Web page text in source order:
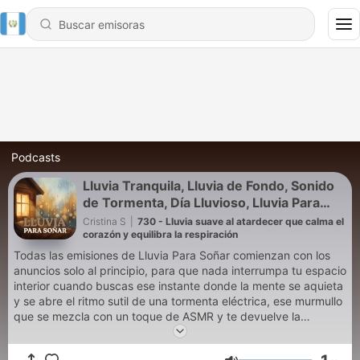
Podcasts
Lluvia Tranquila, Lluvia de Fondo, Sonido
de Tormenta, Día Lluvioso, Lluvia Para
Soñar
Cristina S
730 - Lluvia suave al atardecer que calma el
corazón y equilibra la respiración
Todas las emisiones de Lluvia Para Soñar comienzan con los
anuncios solo al principio, para que nada interrumpa tu espacio
interior cuando buscas ese instante donde la mente se aquieta
y se abre el ritmo sutil de una tormenta eléctrica, ese murmullo
que se mezcla con un toque de ASMR y te devuelve la
concentración que creías perdida. Desde que entras, es como
si caminaras hacia una tienda de campaña emocional donde el